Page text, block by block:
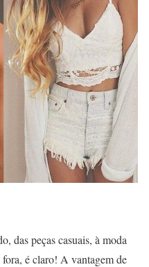
das peças casuais, à moda
é claro! A vantagem de